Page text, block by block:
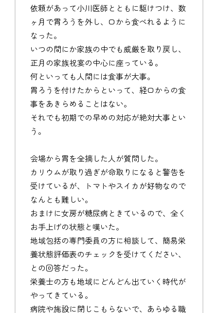
依頼があって小川医師とともに駆けつけ、数
ヶ月で胃ろうを外し、口から食べれるように
なった。
いつの間にか家族の中でも威厳を取り戻し、
正月の家族祝宴の中心に座っている。
何といっても人間には食事が大事。
胃ろうを付けたからといって、経口からの食
事をあきらめることはない。
それでも初期での早めの対応が絶対大事とい
う。
会場から胃を全摘した人が質問した。
カリウムが取り過ぎが命取りになると警告を
受けているが、トマトやスイカが好物なので
なんとも難しい。
おまけに女房が糖尿病ときているので、全く
お手上げの状態と嘆いた。
地域包括の専門委員の方に相談して、簡易栄
養状態評価表のチェックを受けてください、
との回答だった。
栄養士の方も地域にどんどん出ていく時代が
やってきている。
病院や施設に閉じこもらないで、あらゆる職